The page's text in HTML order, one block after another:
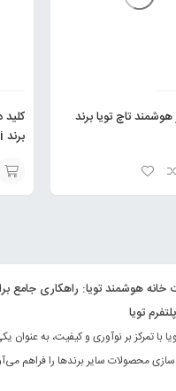
هوشمند تاچ تویا برند
برند Onvei
خانه هوشمند تویا: راهکاری جامع
تویا
با تمرکز بر نوآوری و کیفیت، به
محصولات سایر برندها را فراهم